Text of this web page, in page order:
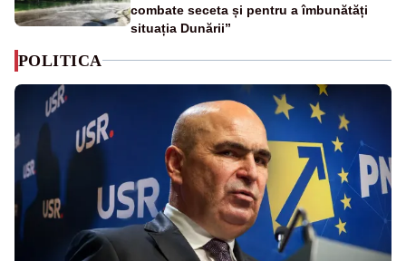
combate seceta și pentru a îmbunătăți
situația Dunării”
POLITICA